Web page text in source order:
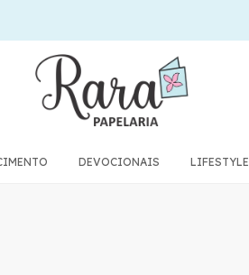
DEVOCIONAIS LIFESTYLE